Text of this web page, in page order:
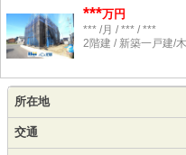
***万円
*** /月 / *** / ***
2階建 / 新築一戸建/
所在地
交通